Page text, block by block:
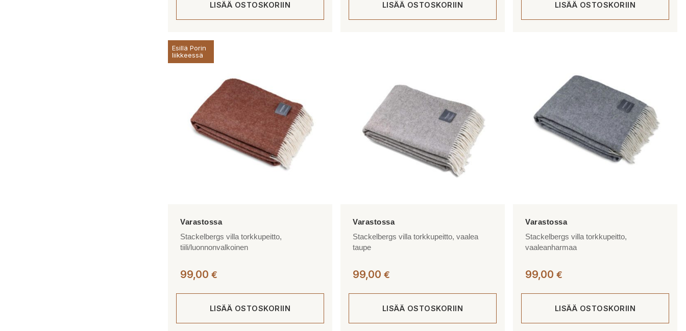
LISÄÄ OSTOSKORIIN LISÄÄ OSTOSKORIIN
99,00 €.79,00 €.
LISÄÄ OSTOSKORIIN
Esillä Porin
liikkeessä
Stackelbergs villa torkkupeitto,
tiili/luonnonvalkoinen
99,00 €
LISÄÄ OSTOSKORIIN
Stackelbergs villa torkkupeitto, vaalea
taupe
99,00 €
LISÄÄ OSTOSKORIIN
Stackelbergs villa torkkupeitto,
vaaleanharmaa
99,00 €
LISÄÄ OSTOSKORIIN